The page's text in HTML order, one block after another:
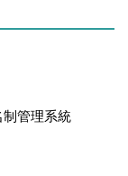
管理系統